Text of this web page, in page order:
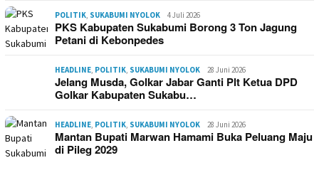
POLITIK SUKABUMI NYOLOK 4 Juli 2026
PKS Kabupaten Sukabumi Borong 3 Ton Jagung
Petani di Kebonpedes
HEADLINE POLITIK SUKABUMI NYOLOK 28 Juni 2026
Jelang Musda, Golkar Jabar Ganti Plt Ketua DPD
Golkar Kabupaten Sukabu…
HEADLINE POLITIK SUKABUMI NYOLOK 28 Juni 2026
Mantan Bupati Marwan Hamami Buka Peluang Maju
di Pileg 2029